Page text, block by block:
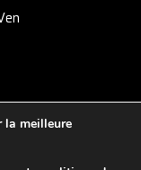
la meilleure